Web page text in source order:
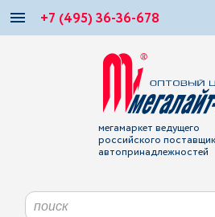
+7 (495) 36-36-678
мегамаркет ведущего
российского
автопринадлежностей